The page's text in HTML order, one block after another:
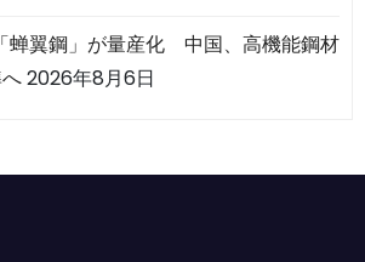
蝉翼鋼」が量産化 中国、高機能鋼材
2026年8月6日